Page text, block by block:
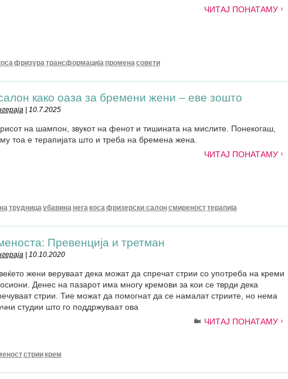
ЧИТАЈ ПОНАТАМУ
фризуратрансформација променасовети
како оаза за бремени жени – еве зошто
| 10.7.2025
на шампон, звукот на фенот и тишината на мислите. Понекогаш,
тоа е терапијата што и треба на бремена жена.
ЧИТАЈ ПОНАТАМУ
трудницаубавина нега косафризерски салонсмиреносттерапија
Превенција и третман
| 10.10.2020
жени веруваат дека можат да спречат стрии со употреба на креми
Денес на пазарот има многу кремови за кои се тврди дека
стрии. Тие можат да помогнат да се намалат стриите, но нема
студии што го поддржуваат ова
ЧИТАЈ ПОНАТАМУ
стрии крем